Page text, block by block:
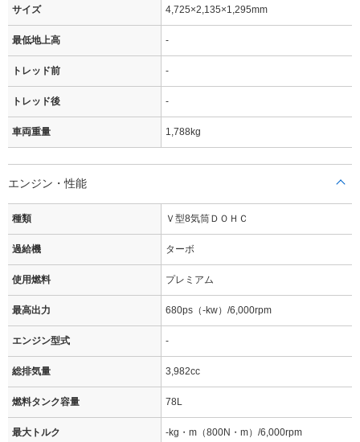
サイズ 4,725×2,135×1,295mm
最低地上高 -
トレッド前 -
トレッド後 -
車両重量 1,788kg
エンジン・性能
種類 Ｖ型8気筒ＤＯＨＣ
過給機 ターボ
使用燃料 プレミアム
最高出力 680ps（-kw）/6,000rpm
エンジン型式 -
総排気量 3,982cc
燃料タンク容量 78L
最大トルク -kg・m（800N・m）/6,000rpm